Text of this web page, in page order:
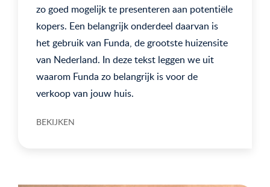
zo goed mogelijk te presenteren aan potentiële
kopers. Een belangrijk onderdeel daarvan is
het gebruik van Funda, de grootste huizensite
van Nederland. In deze tekst leggen we uit
waarom Funda zo belangrijk is voor de
verkoop van jouw huis.
BEKIJKEN